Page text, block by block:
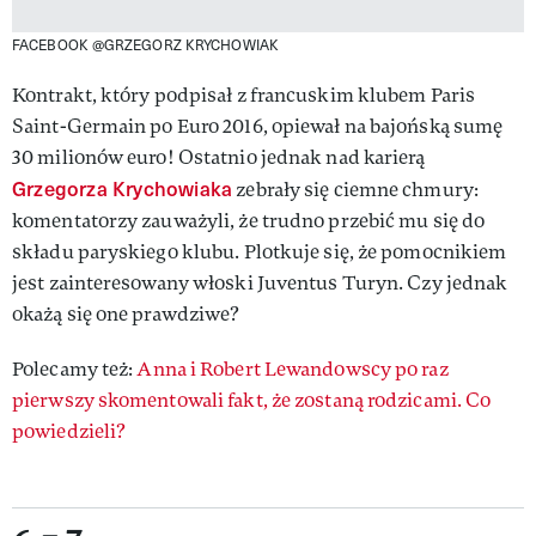
FACEBOOK @GRZEGORZ KRYCHOWIAK
Kontrakt, który podpisał z francuskim klubem Paris
Saint-Germain po Euro 2016, opiewał na bajońską sumę
30 milionów euro! Ostatnio jednak nad karierą
Grzegorza Krychowiaka zebrały się ciemne chmury:
komentatorzy zauważyli, że trudno przebić mu się do
składu paryskiego klubu. Plotkuje się, że pomocnikiem
jest zainteresowany włoski Juventus Turyn. Czy jednak
okażą się one prawdziwe?
Polecamy też:Anna i Robert Lewandowscy po raz
pierwszy skomentowali fakt, że zostaną rodzicami. Co
powiedzieli?